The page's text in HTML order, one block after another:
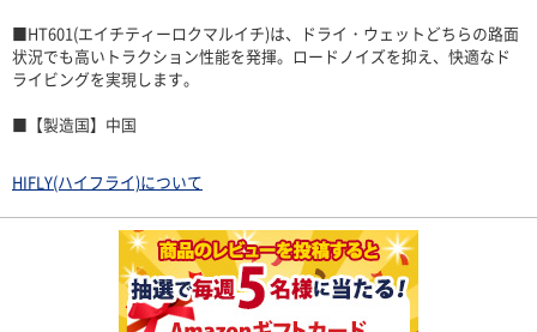
■HT601(エイチティーロクマルイチ)は、ドライ・ウェットどちらの路面
状況でも高いトラクション性能を発揮。ロードノイズを抑え、快適なド
ライビングを実現します。
■【製造国】中国
HIFLY(ハイフライ)について